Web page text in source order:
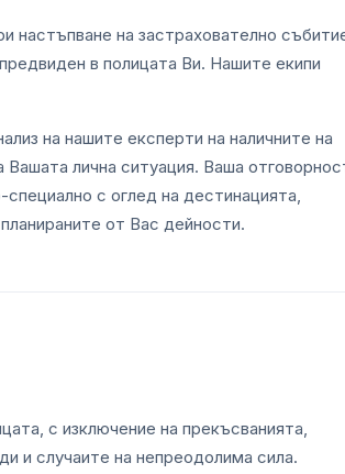
настъпване на застрахователно
в полицата Ви. Нашите екипи
на нашите експерти на наличните на
лична ситуация. Ваша
с оглед на дестинацията,
от Вас дейности.
с изключение на прекъсванията,
и случаите на непреодолима сила.